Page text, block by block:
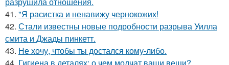
41. "Я расистка и ненавижу чернокожих!
42. Стали известны новые подробности разрыва Уилла
смита и Джады пинкетт.
43. Не хочу, чтобы ты достался кому-либо.